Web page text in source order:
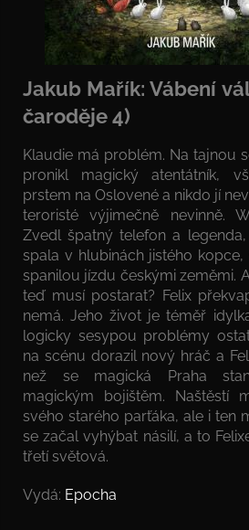
Jakub Mařík: Vábení
čaroděje 4)
Klaudie má problém. Na tajnou
pronikl magický atentátník,
prstem na Oslovené a nikdo jí
teroristé výjimečně nevinně.
Zvedl špatný telefon a
spala v hlubinách jistého
spanilou jízdu českými zeměmi.
teď musí postarat? Felix
nemá. Jeho život je téměř
logicky sesypou problémy
na scénu dorazil nový hráč a
než se magická Praha
magickým bojištěm. Naštěstí
svého starého parťáka, ale i ten
se začal vyhýbat násilí, a to
třetí světová.
Vydá: Epocha